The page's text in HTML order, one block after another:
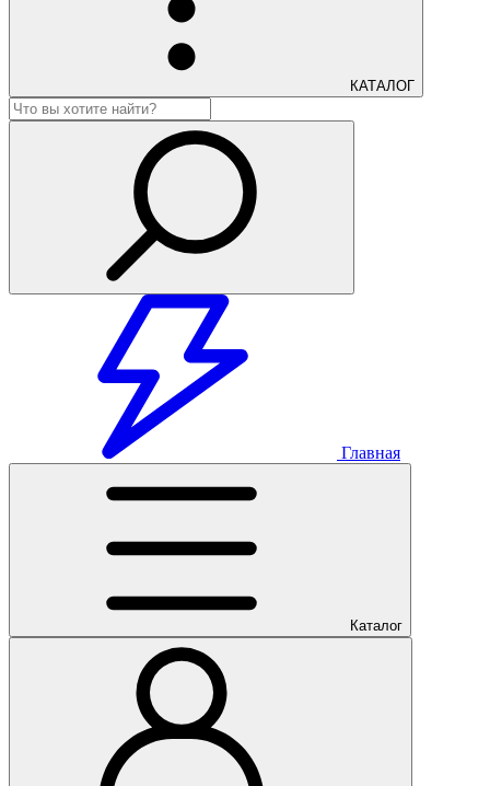
КАТАЛОГ
Главная
Каталог